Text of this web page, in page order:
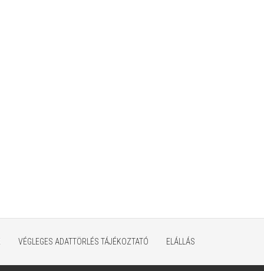
VÉGLEGES ADATTÖRLÉS TÁJÉKOZTATÓ ELÁLLÁS